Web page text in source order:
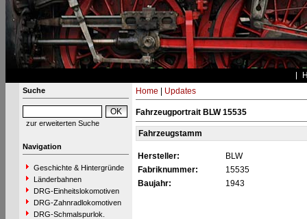
Suche
zur erweiterten Suche
Navigation
Geschichte & Hintergründe
Länderbahnen
DRG-Einheitslokomotiven
DRG-Zahnradlokomotiven
DRG-Schmalspurlok.
Home Updates
Fahrzeugportrait BLW 15535
Fahrzeugstamm
Hersteller:
BLW
Fabriknummer:
15535
Baujahr:
1943